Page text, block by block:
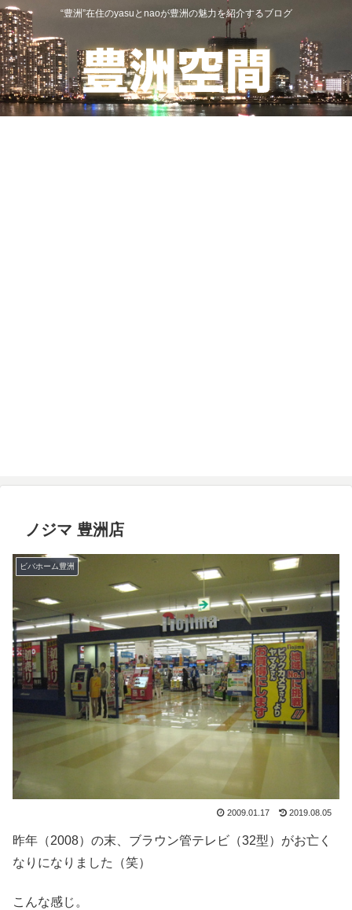
“豊洲”在住のyasuとnaoが豊洲の魅力を紹介するブログ
ノジマ 豊洲店
ビバホーム豊洲
2009.01.17 2019.08.05
昨年（2008）の末、ブラウン管テレビ（32型）がお亡く
なりになりました（笑）
こんな感じ。